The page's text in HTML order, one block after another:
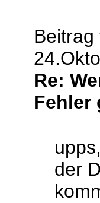
Beitrag
Re:
Fehler
der